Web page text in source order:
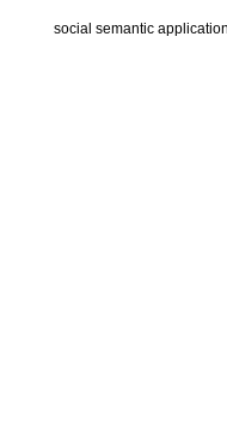
social semantic